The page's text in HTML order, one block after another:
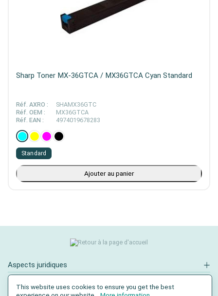
Sharp Toner MX-36GTCA / MX36GTCA Cyan Standard
Réf. AXRO :
SHAMX36GTC
Réf. OEM :
MX36GTCA
Réf. EAN :
4974019678283
Standard
Ajouter au panier
Aspects juridiques
Contact
This website uses cookies to ensure you get the best